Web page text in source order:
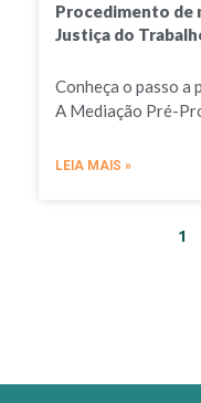
Procedimento de
Justiça do
Conheça o passo a
A Mediação Pré-
LEIA MAIS »
1